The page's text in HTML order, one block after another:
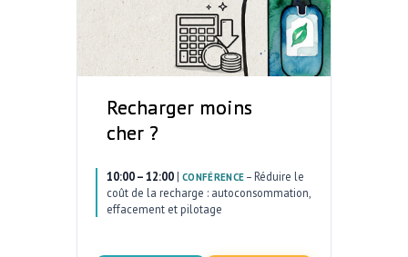
Recharger moins
cher ?
10:00 – 12:00 | CONFÉRENCE – Réduire le
coût de la recharge : autoconsommation,
effacement et pilotage